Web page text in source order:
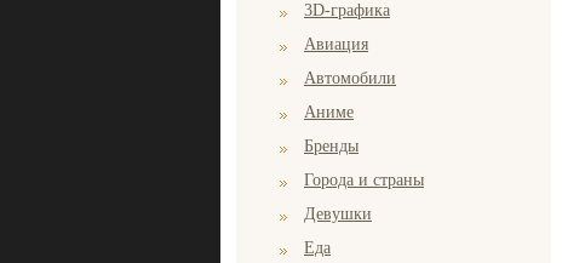
3D-графика
Авиация
Автомобили
Аниме
Бренды
Города и страны
Девушки
Еда